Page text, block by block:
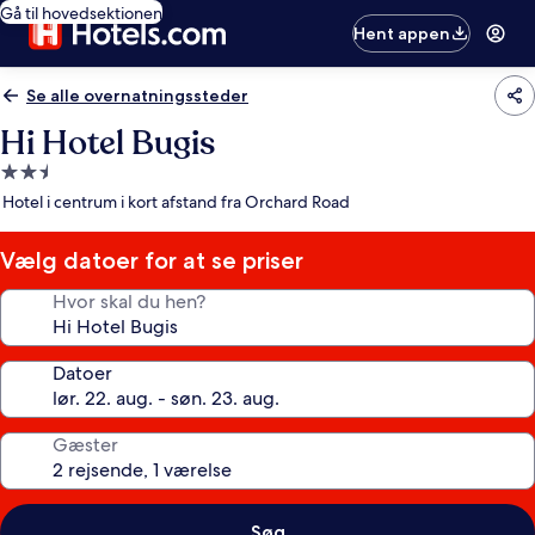
Gå til hovedsektionen
Hent appen
Se alle overnatningssteder
Hi Hotel Bugis
2.5-
stjernet
Hotel i centrum i kort afstand fra Orchard Road
Vælg datoer for at se priser
Hvor skal du hen?
Datoer
Gæster